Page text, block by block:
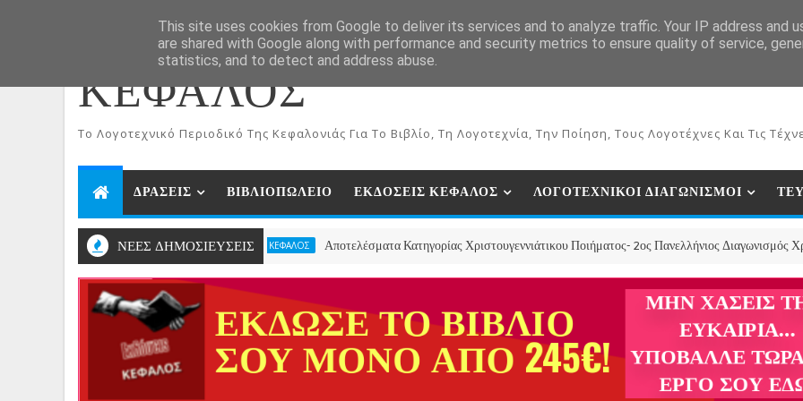
ΑΡΧΙΚΗ ΕΚΔΟΣΕΙΣ ΒΙΒΛΙΩΝ ΗΛΕΚΤΡΟΝΙΚΟ ΒΙΒΛΙΟΠΩΛΕΙΟ
ΚΕΦΑΛΟΣ
To Λογοτεχνικό Περιοδικό Της Κεφαλονιάς Για Το Βιβλίο, Τη Λογοτεχνία, Την Ποίηση, Τους Λογοτέχνες Και Τις
ΔΡΑΣΕΙΣ ΒΙΒΛΙΟΠΩΛΕΙΟ ΕΚΔΟΣΕΙΣ ΚΕΦΑΛΟΣ ΛΟΓΟΤΕΧΝΙΚΟΙ ΔΙΑΓΩΝΙΣΜΟΙ
ΝΕΕΣ ΔΗΜΟΣΙΕΥΣΕΙΣ
ΛΟΓΟΤΕΧΝΙΚΩΝ ΔΙΑΓΩΝΙΣΜΩΝ ΠΕΡΙΟΔΙΚΟΥ ΚΕΦΑΛΟΣ Αποτελέσματα Κατηγορίας Χριστουγεννιάτικου Ποιήματος- 2ος Πανελλήνιος Διαγωνισμός
This site uses cookies from Google to deliver its services and to analyze traffic. Your IP address and
are shared with Google along with performance and security metrics to ensure quality of service,
statistics, and to detect and address abuse.